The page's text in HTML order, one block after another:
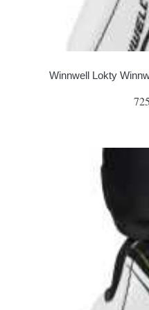
Winnwell Lokty